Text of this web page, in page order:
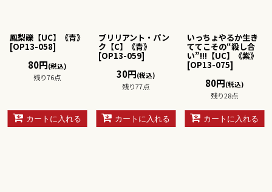
鳳梨礫【UC】《青》
[OP13-058]
80円(税込)
残り76点
カートに入れる
ブリリアント・パン
ク【C】《青》
[OP13-059]
30円(税込)
残り77点
カートに入れる
いっちょやるか生き
ててこその“殺し合
い”!!!【UC】《紫》
[OP13-075]
80円(税込)
残り28点
カートに入れる